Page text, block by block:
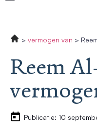
vermogen van
Reem
Publicatie: 10